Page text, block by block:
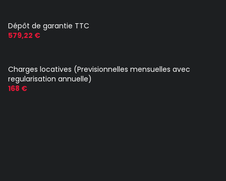
Dépôt de garantie TTC
579,22 €
Charges locatives (Previsionnelles mensuelles avec
regularisation annuelle)
168 €